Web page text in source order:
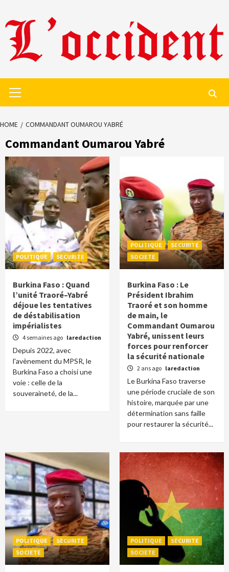
to
content
Menu
HOME COMMANDANT OUMAROU YABRÉ
Commandant Oumarou Yabré
POLITIQUE SECURITE
Burkina Faso : Quand
l’unité Traoré–Yabré
déjoue les tentatives
de déstabilisation
impérialistes
4 semaines ago laredaction
Depuis 2022, avec
l'avènement du MPSR, le
Burkina Faso a choisi une
voie : celle de la
souveraineté, de la...
POLITIQUE
SECURITE
SOCIETE
Burkina Faso : Le
Président Ibrahim
Traoré et son homme
de main, le
Commandant Oumarou
Yabré, unissent leurs
forces pour renforcer
la sécurité nationale
2 ans ago laredaction
Le Burkina Faso traverse
une période cruciale de son
histoire, marquée par une
détermination sans faille
pour restaurer la sécurité...
POLITIQUE
SECURITE
SOCIETE
POLITIQUE
SECURITE
SOCIETE